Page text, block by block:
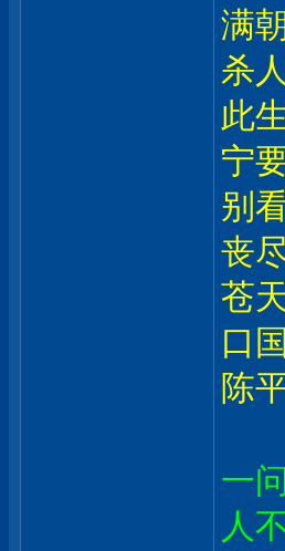
满
杀
此
宁
别
丧
苍
口
陈
一
人